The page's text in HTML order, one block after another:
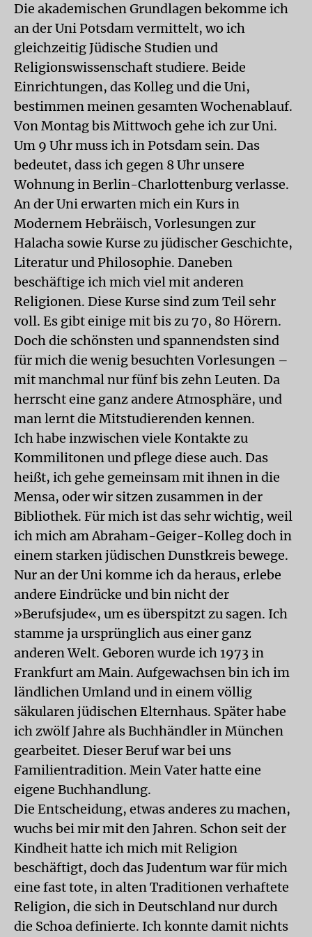
Die akademischen Grundlagen bekomme ich
an der Uni Potsdam vermittelt, wo ich
gleichzeitig Jüdische Studien und
Religionswissenschaft studiere. Beide
Einrichtungen, das Kolleg und die Uni,
bestimmen meinen gesamten Wochenablauf.
Von Montag bis Mittwoch gehe ich zur Uni.
Um 9 Uhr muss ich in Potsdam sein. Das
bedeutet, dass ich gegen 8 Uhr unsere
Wohnung in Berlin-Charlottenburg verlasse.
An der Uni erwarten mich ein Kurs in
Modernem Hebräisch, Vorlesungen zur
Halacha sowie Kurse zu jüdischer Geschichte,
Literatur und Philosophie. Daneben
beschäftige ich mich viel mit anderen
Religionen. Diese Kurse sind zum Teil sehr
voll. Es gibt einige mit bis zu 70, 80 Hörern.
Doch die schönsten und spannendsten sind
für mich die wenig besuchten Vorlesungen –
mit manchmal nur fünf bis zehn Leuten. Da
herrscht eine ganz andere Atmosphäre, und
man lernt die Mitstudierenden kennen.
Ich habe inzwischen viele Kontakte zu
Kommilitonen und pflege diese auch. Das
heißt, ich gehe gemeinsam mit ihnen in die
Mensa, oder wir sitzen zusammen in der
Bibliothek. Für mich ist das sehr wichtig, weil
ich mich am Abraham-Geiger-Kolleg doch in
einem starken jüdischen Dunstkreis bewege.
Nur an der Uni komme ich da heraus, erlebe
andere Eindrücke und bin nicht der
»Berufsjude«, um es überspitzt zu sagen. Ich
stamme ja ursprünglich aus einer ganz
anderen Welt. Geboren wurde ich 1973 in
Frankfurt am Main. Aufgewachsen bin ich im
ländlichen Umland und in einem völlig
säkularen jüdischen Elternhaus. Später habe
ich zwölf Jahre als Buchhändler in München
gearbeitet. Dieser Beruf war bei uns
Familientradition. Mein Vater hatte eine
eigene Buchhandlung.
Die Entscheidung, etwas anderes zu machen,
wuchs bei mir mit den Jahren. Schon seit der
Kindheit hatte ich mich mit Religion
beschäftigt, doch das Judentum war für mich
eine fast tote, in alten Traditionen verhaftete
Religion, die sich in Deutschland nur durch
die Schoa definierte. Ich konnte damit nichts